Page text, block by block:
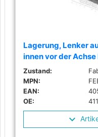
Lagerung, Lenker
innen vor der Achse
Zustand:
MPN:
EAN:
OE: